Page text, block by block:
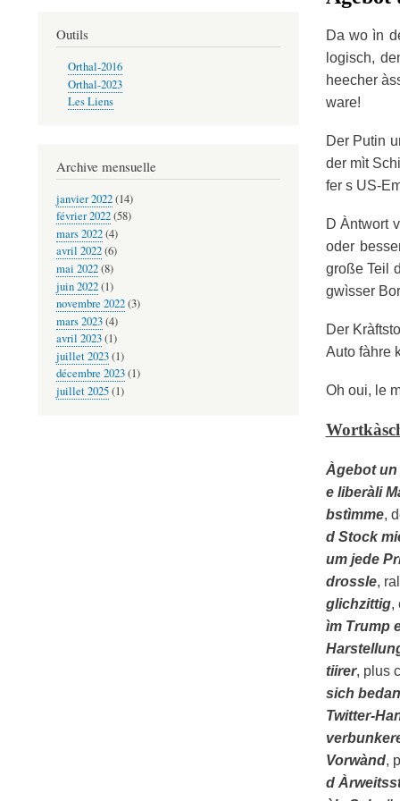
Da wo ìn
logisch,
heecher
ware!
Der Putin
der mìt
fer s US-
D Àntwort
oder
große Teil
gwìsser
Der
Auto fàhre
Oh oui, le
Àgebot
e liberàli
bstìmme,
d Stock
um jede
drossle,
glichzittig,
ìm Trump
tiirer, plus
sich
Twitter-
Vorwànd,
d
Outils
Orthal-2016
Orthal-2023
Les Liens
Archive mensuelle
janvier 2022(14)
février 2022(58)
mars 2022(4)
avril 2022(6)
mai 2022(8)
juin 2022(1)
novembre 2022(3)
mars 2023(4)
avril 2023(1)
juillet 2023(1)
décembre 2023(1)
juillet 2025(1)